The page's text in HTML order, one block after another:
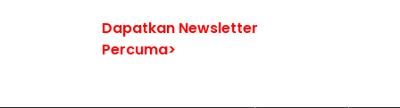
Dapatkan Newsletter
Percuma>